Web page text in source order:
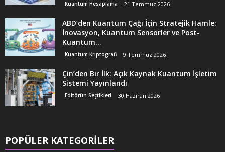
Kuantum Hesaplama 21 Temmuz 2026
ABD’den Kuantum Çağı İçin Stratejik Hamle:
İnovasyon, Kuantum Sensörler ve Post-
Kuantum...
Kuantum Kriptografi 9 Temmuz 2026
Çin’den Bir İlk: Açık Kaynak Kuantum İşletim
Sistemi Yayınlandı
Editörün Seçtikleri 30 Haziran 2026
POPÜLER KATEGORİLER